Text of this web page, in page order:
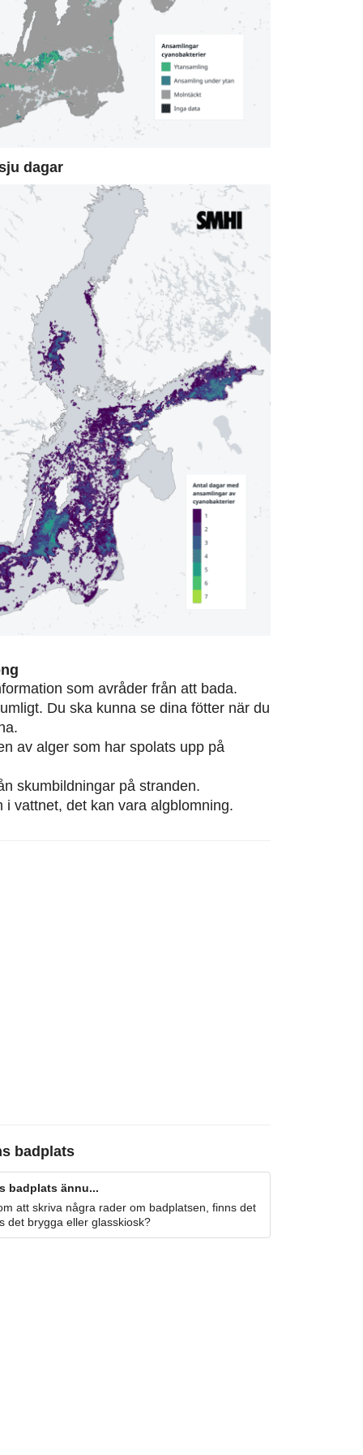
dagar
som avråder från att bada.
Du ska kunna se dina fötter när du
av alger som har spolats upp på
skumbildningar på stranden.
i vattnet, det kan vara algblomning.
badplats
badplats ännu...
att skriva några rader om badplatsen, finns det
det brygga eller glasskiosk?